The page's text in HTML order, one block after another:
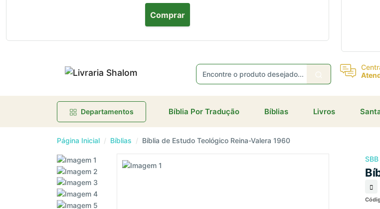
Comprar
Departamentos Bíblia Por Tradução Bíblias Livros
Página Inicial Bíblias Bíblia de Estudo Teológico Reina-Valera 1960
SBB